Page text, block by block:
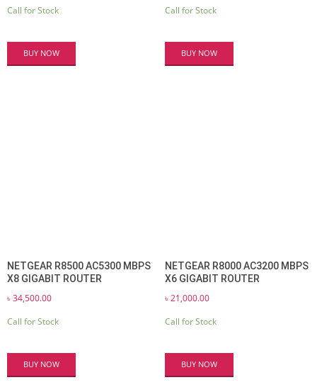
Call for Stock
BUY NOW
Call for Stock
BUY NOW
NETGEAR R8500 AC5300 MBPS
X8 GIGABIT ROUTER
৳34,500.00
Call for Stock
BUY NOW
NETGEAR R8000 AC3200 MBPS
X6 GIGABIT ROUTER
৳21,000.00
Call for Stock
BUY NOW